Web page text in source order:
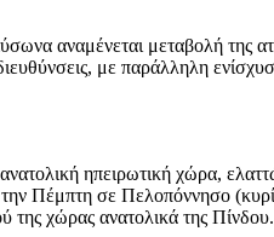
αναμένεται μεταβολή της
με παράλληλη
ηπειρωτική χώρα,
Πέμπτη σε Πελοπόννησο
χώρας ανατολικά της Πίνδου.